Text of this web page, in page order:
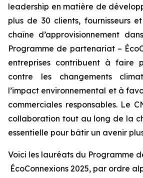
leadership en matière de
plus de 30 clients, fournisseurs
chaîne d’approvisionnement
Programme de partenariat –
entreprises contribuent à faire
contre les changements
l’impact environnemental et à
commerciales responsables. Le
collaboration tout au long de la
essentielle pour bâtir un avenir
Voici les lauréats du Programme
ÉcoConnexions 2025, par ordre